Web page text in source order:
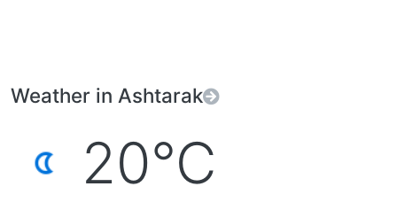
Weather in Ashtarak
20°C